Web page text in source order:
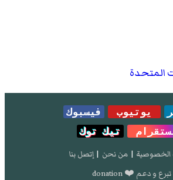
المتحدة
يوتيوب
فيسبوك
تيك توك
الخصوصية | من نحن | إتصل بنا
تبرع و دعم ❤️ donation